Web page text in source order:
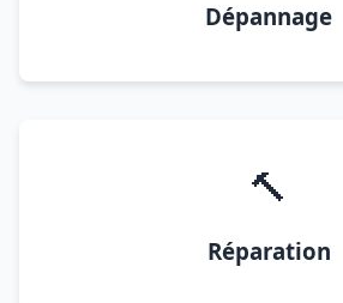
Dépannage
🔨
Réparation